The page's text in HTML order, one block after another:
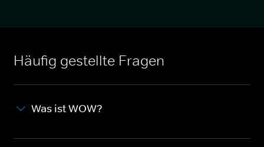
Häufig gestellte Fragen
Was ist WOW?